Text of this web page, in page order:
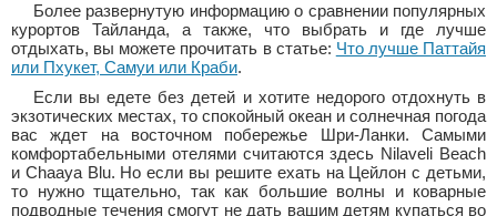
Более развернутую информацию о сравнении популярных
курортов Тайланда, а также, что выбрать и где лучше
отдыхать, вы можете прочитать в статье: Что лучше Паттайя
или Пхукет, Самуи или Краби.
Если вы едете без детей и хотите недорого отдохнуть в
экзотических местах, то спокойный океан и солнечная погода
вас ждет на восточном побережье Шри-Ланки. Самыми
комфортабельными отелями считаются здесь Nilaveli Beach
и Chaaya Blu. Но если вы решите ехать на Цейлон с детьми,
то нужно тщательно, так как большие волны и коварные
подводные течения смогут не дать вашим детям купаться во